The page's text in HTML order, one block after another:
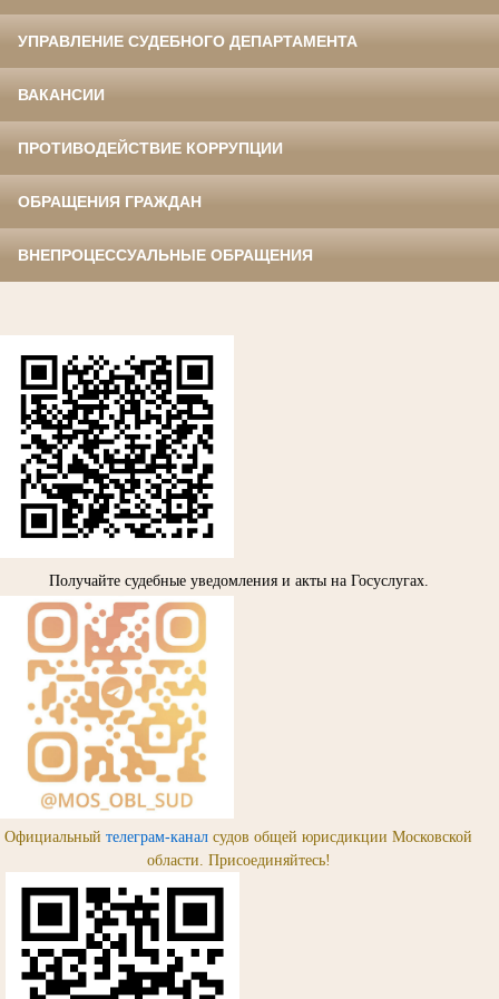
УПРАВЛЕНИЕ СУДЕБНОГО ДЕПАРТАМЕНТА
ВАКАНСИИ
ПРОТИВОДЕЙСТВИЕ КОРРУПЦИИ
ОБРАЩЕНИЯ ГРАЖДАН
ВНЕПРОЦЕССУАЛЬНЫЕ ОБРАЩЕНИЯ
Получайте судебные уведомления и акты на Госуслугах.
Официальный телеграм-канал судов общей юрисдикции Московской
области. Присоединяйтесь!